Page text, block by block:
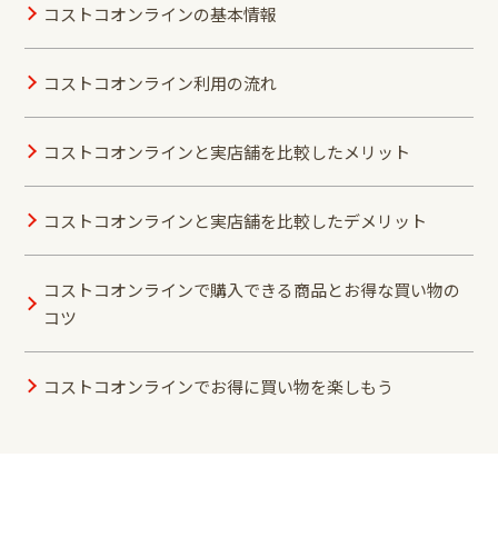
コストコオンラインの基本情報
コストコオンライン利用の流れ
コストコオンラインと実店舗を比較したメリット
コストコオンラインと実店舗を比較したデメリット
コストコオンラインで購入できる商品とお得な買い物の
コツ
コストコオンラインでお得に買い物を楽しもう